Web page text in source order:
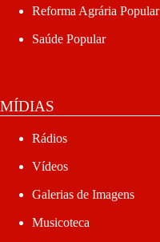
Reforma Agrária Popular
Saúde Popular
MÍDIAS
Rádios
Vídeos
Galerias de Imagens
Musicoteca